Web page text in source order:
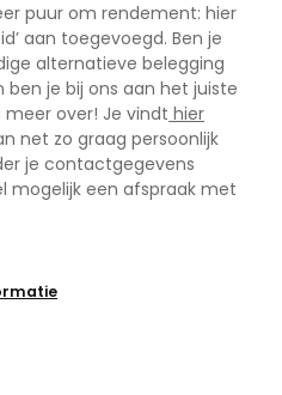
puur om rendement: hier
aan toegevoegd. Ben je
alternatieve belegging
je bij ons aan het juiste
meer over! Je vindt hier
net zo graag persoonlijk
je contactgegevens
mogelijk een afspraak met